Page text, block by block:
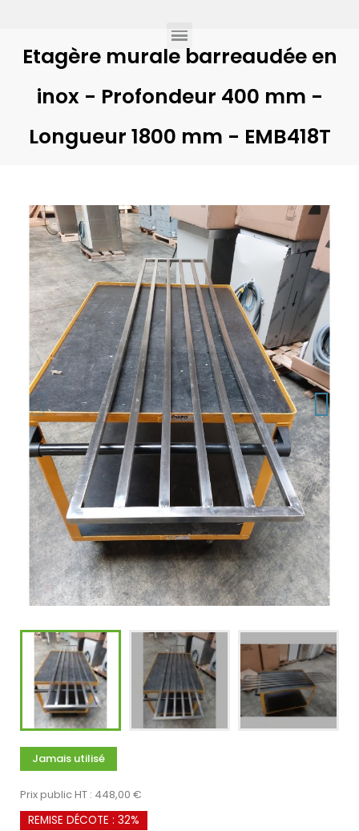
Etagère murale barreaudée en
inox - Profondeur 400 mm -
Longueur 1800 mm - EMB418T
Jamais utilisé
Prix public HT : 448,00 €
REMISE DÉCOTE : 32%